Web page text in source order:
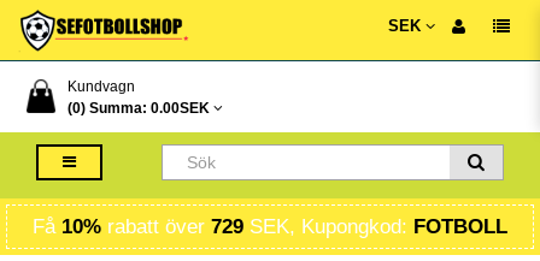
SEK
Kundvagn
(0) Summa: 0.00SEK
Få 10% rabatt över 729 SEK, Kupongkod: FOTBOLL